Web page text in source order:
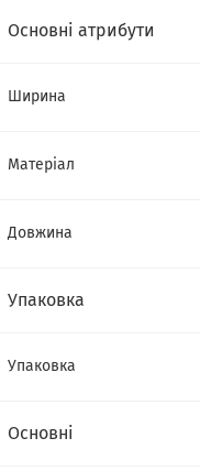
Основні атрибути
Ширина
Матеріал
Довжина
Упаковка
Упаковка
Основні